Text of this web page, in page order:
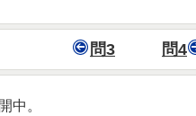
問3 問4
中。